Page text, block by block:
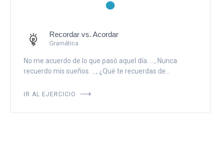
Recordar vs. Acordar
Gramática
No me acuerdo de lo que pasó aquel día. ..., Nunca
recuerdo mis sueños. ..., ¿Qué te recuerdas de...
IR AL EJERCICIO